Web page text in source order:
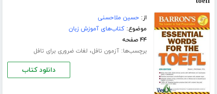
از:حسین ملاحسنی
موضوع:کتاب‌های آموزش زبان
۴۴ صفحه
برچسب‌ها:آزمون تافل، لغات ضروری برای تافل
دانلود کتاب